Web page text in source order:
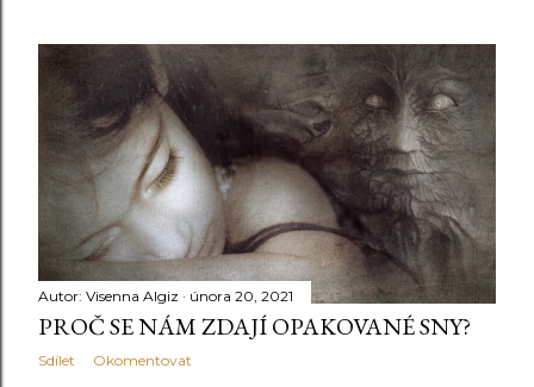
Autor: Visenna Algiz února 20, 2021
PROČ SE NÁM ZDAJÍ OPAKOVANÉ SNY?
Sdílet Okomentovat